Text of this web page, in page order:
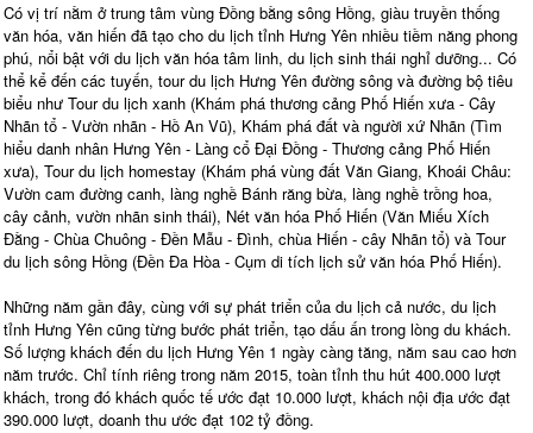
Có vị trí nằm ở trung tâm vùng Đồng bằng sông Hồng, giàu truyền thống
văn hóa, văn hiến đã tạo cho du lịch tỉnh Hưng Yên nhiều tiềm năng phong
phú, nổi bật với du lịch văn hóa tâm linh, du lịch sinh thái nghỉ dưỡng... Có
thể kể đến các tuyến, tour du lịch Hưng Yên đường sông và đường bộ tiêu
biểu như Tour du lịch xanh (Khám phá thương cảng Phố Hiến xưa - Cây
Nhãn tổ - Vườn nhãn - Hồ An Vũ), Khám phá đất và người xứ Nhãn (Tìm
hiểu danh nhân Hưng Yên - Làng cổ Đại Đồng - Thương cảng Phố Hiến
xưa), Tour du lịch homestay (Khám phá vùng đất Văn Giang, Khoái Châu:
Vườn cam đường canh, làng nghề Bánh răng bừa, làng nghề trồng hoa,
cây cảnh, vườn nhãn sinh thái), Nét văn hóa Phố Hiến (Văn Miếu Xích
Đằng - Chùa Chuông - Đền Mẫu - Đình, chùa Hiến - cây Nhãn tổ) và Tour
du lịch sông Hồng (Đền Đa Hòa - Cụm di tích lịch sử văn hóa Phố Hiến).
Những năm gần đây, cùng với sự phát triển của du lịch cả nước, du lịch
tỉnh Hưng Yên cũng từng bước phát triển, tạo dấu ấn trong lòng du khách.
Số lượng khách đến du lịch Hưng Yên 1 ngày càng tăng, năm sau cao hơn
năm trước. Chỉ tính riêng trong năm 2015, toàn tỉnh thu hút 400.000 lượt
khách, trong đó khách quốc tế ước đạt 10.000 lượt, khách nội địa ước đạt
390.000 lượt, doanh thu ước đạt 102 tỷ đồng.